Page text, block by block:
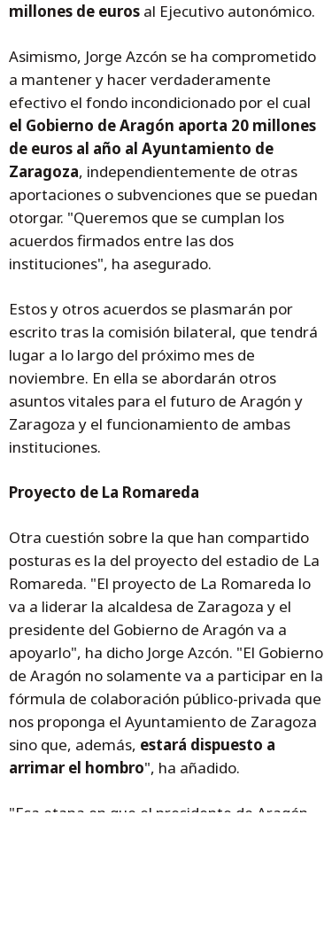
millones de euros al Ejecutivo autonómico.
Asimismo, Jorge Azcón se ha comprometido
a mantener y hacer verdaderamente
efectivo el fondo incondicionado por el cual
el Gobierno de Aragón aporta 20 millones
de euros al año al Ayuntamiento de
Zaragoza, independientemente de otras
aportaciones o subvenciones que se puedan
otorgar. "Queremos que se cumplan los
acuerdos firmados entre las dos
instituciones", ha asegurado.
Estos y otros acuerdos se plasmarán por
escrito tras la comisión bilateral, que tendrá
lugar a lo largo del próximo mes de
noviembre. En ella se abordarán otros
asuntos vitales para el futuro de Aragón y
Zaragoza y el funcionamiento de ambas
instituciones.
Proyecto de La Romareda
Otra cuestión sobre la que han compartido
posturas es la del proyecto del estadio de La
Romareda. "El proyecto de La Romareda lo
va a liderar la alcaldesa de Zaragoza y el
presidente del Gobierno de Aragón va a
apoyarlo", ha dicho Jorge Azcón. "El Gobierno
de Aragón no solamente va a participar en la
fórmula de colaboración público-privada que
nos proponga el Ayuntamiento de Zaragoza
sino que, además, estará dispuesto a
arrimar el hombro", ha añadido.
"Esa etapa en que el presidente de Aragón